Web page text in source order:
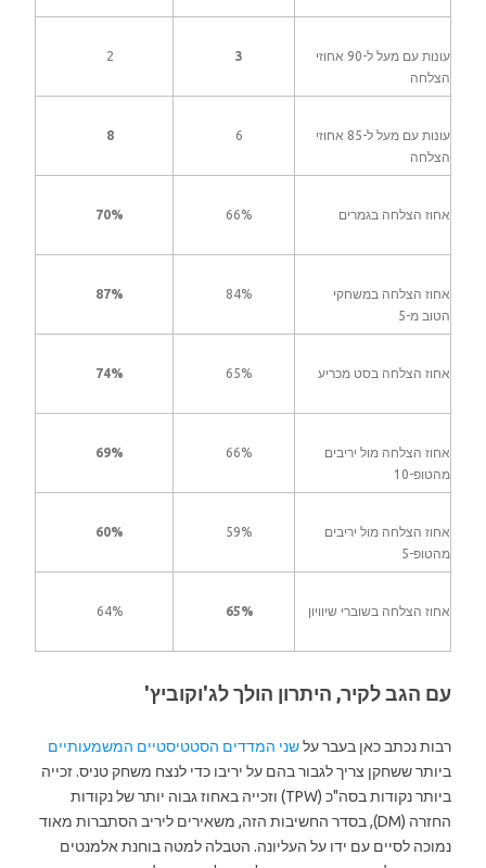
עונות עם מעל ל-90 אחוזי
הצלחה
3
2
עונות עם מעל ל-85 אחוזי
הצלחה
6
8
אחוז הצלחה בגמרים 66%
70%
אחוז הצלחה במשחקי
הטוב מ-5
84%
87%
אחוז הצלחה בסט מכריע 65%
74%
אחוז הצלחה מול יריבים
מהטופ-10
66%
69%
אחוז הצלחה מול יריבים
מהטופ-5
59%
60%
אחוז הצלחה בשוברי שיוויון 65%
64%
עם הגב לקיר, היתרון הולך לג'וקוביץ'
רבות נכתב כאן בעבר עלשני המדדים הסטטיסטיים המשמעותיים
ביותר ששחקן צריך לגבור בהם על יריבו כדי לנצח משחק טניס. זכייה
ביותר נקודות בסה"כ (TPW) וזכייה באחוז גבוה יותר של נקודות
החזרה (DM), בסדר החשיבות הזה, משאירים ליריב הסתברות מאוד
נמוכה לסיים עם ידו על העליונה. הטבלה למטה בוחנת אלמנטים